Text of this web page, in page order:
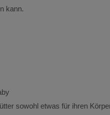
kann.
sowohl etwas für ihren